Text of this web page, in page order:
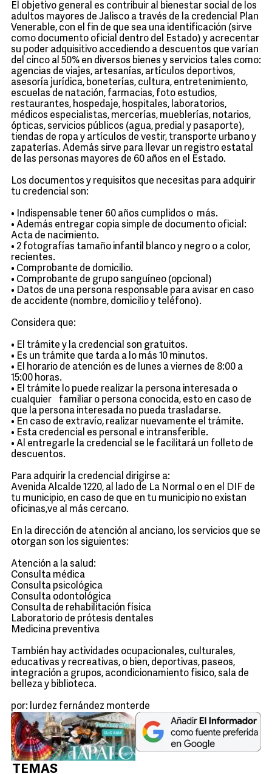
El objetivo general es contribuir al bienestar social de los
adultos mayores de Jalisco a través de la credencial Plan
Venerable, con el fin de que sea una identificación (sirve
como documento oficial dentro del Estado) y acrecentar
su poder adquisitivo accediendo a descuentos que varían
del cinco al 50% en diversos bienes y servicios tales como:
agencias de viajes, artesanías, artículos deportivos,
asesoría jurídica, boneterías, cultura, entretenimiento,
escuelas de natación, farmacias, foto estudios,
restaurantes, hospedaje, hospitales, laboratorios,
médicos especialistas, mercerías, mueblerías, notarios,
ópticas, servicios públicos (agua, predial y pasaporte),
tiendas de ropa y artículos de vestir, transporte urbano y
zapaterías. Además sirve para llevar un registro estatal
de las personas mayores de 60 años en el Estado.
Los documentos y requisitos que necesitas para adquirir
tu credencial son:
• Indispensable tener 60 años cumplidos o más.
• Además entregar copia simple de documento oficial:
Acta de nacimiento.
• 2 fotografías tamaño infantil blanco y negro o a color,
recientes.
• Comprobante de domicilio.
• Comprobante de grupo sanguíneo (opcional)
• Datos de una persona responsable para avisar en caso
de accidente (nombre, domicilio y teléfono).
Considera que:
• El trámite y la credencial son gratuitos.
• Es un trámite que tarda a lo más 10 minutos.
• El horario de atención es de lunes a viernes de 8:00 a
15:00 horas.
• El trámite lo puede realizar la persona interesada o
cualquier familiar o persona conocida, esto en caso de
que la persona interesada no pueda trasladarse.
• En caso de extravío, realizar nuevamente el trámite.
• Esta credencial es personal e intransferible.
• Al entregarle la credencial se le facilitará un folleto de
descuentos.
Para adquirir la credencial dirigirse a:
Avenida Alcalde 1220, al lado de La Normal o en el DIF de
tu municipio, en caso de que en tu municipio no existan
oficinas,ve al más cercano.
En la dirección de atención al anciano, los servicios que se
otorgan son los siguientes:
Atención a la salud:
Consulta médica
Consulta psicológica
Consulta odontológica
Consulta de rehabilitación física
Laboratorio de prótesis dentales
Medicina preventiva
También hay actividades ocupacionales, culturales,
educativas y recreativas, o bien, deportivas, paseos,
integración a grupos, acondicionamiento fisico, sala de
belleza y biblioteca.
por: lurdez fernández monterde
TEMAS